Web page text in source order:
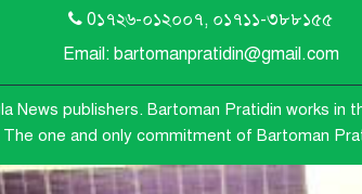
0১৭২৬-০১২০০৭, ০১৭১১-৩৮৮১৫৫
Email: bartomanpratidin@gmail.com
News publishers. Bartoman Pratidin works in
one and only commitment of Bartoman